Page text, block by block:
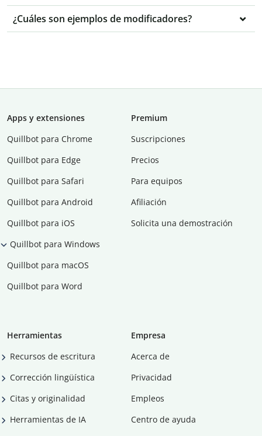
¿Cuáles son ejemplos de modificadores?
Apps y extensiones
Quillbot para Chrome
Quillbot para Edge
Quillbot para Safari
Quillbot para Android
Quillbot para iOS
Quillbot para Windows
Quillbot para macOS
Quillbot para Word
Premium
Suscripciones
Precios
Para equipos
Afiliación
Solicita una demostración
Herramientas
Recursos de escritura
Corrección lingüística
Citas y originalidad
Herramientas de IA
Empresa
Acerca de
Privacidad
Empleos
Centro de ayuda